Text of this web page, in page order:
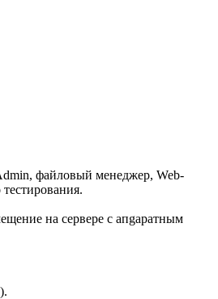
файловый менеджер, Web-
на сервере с апgаратным